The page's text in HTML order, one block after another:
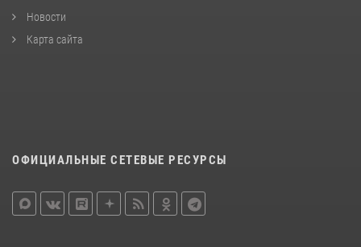
Новости
Карта сайта
ОФИЦИАЛЬНЫЕ СЕТЕВЫЕ РЕСУРСЫ